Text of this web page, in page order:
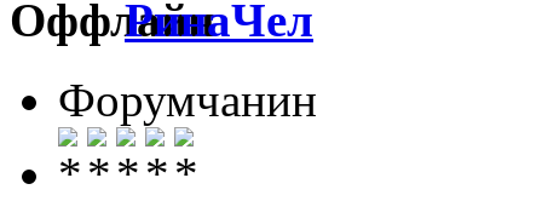
РинаЧел
Форумчанин